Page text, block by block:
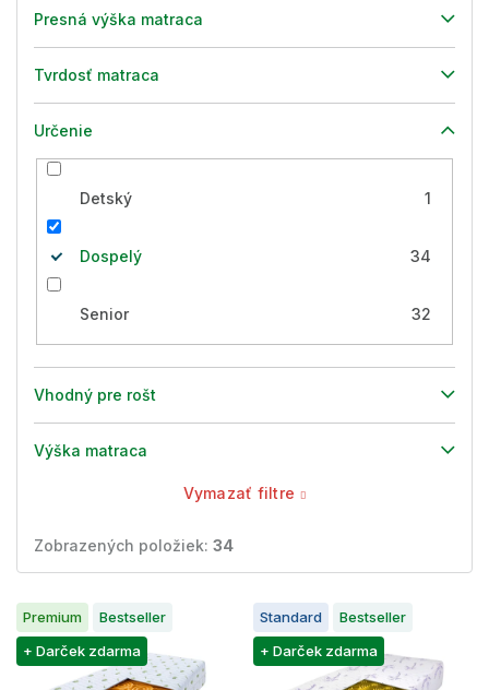
Presná výška matraca
Tvrdosť matraca
Určenie
Detský 1
Dospelý 34
Senior 32
Vhodný pre rošt
Výška matraca
Vymazať filtre
Zobrazených položiek: 34
V
ý
p
Premium
Bestseller
+ Darček zdarma
Standard
Bestseller
+ Darček zdarma